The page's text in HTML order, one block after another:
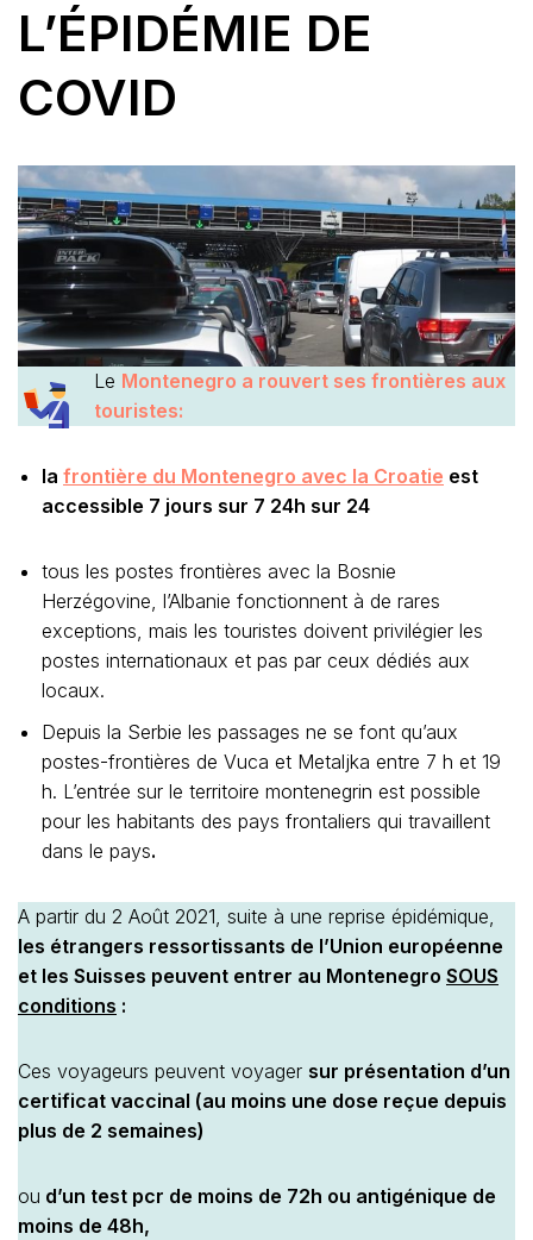
L’ÉPIDÉMIE DE
COVID
Le Montenegro a rouvert ses frontières aux
touristes:
la frontière du Montenegro avec la Croatie est
accessible 7 jours sur 7 24h sur 24
tous les postes frontières avec la Bosnie
Herzégovine, l’Albanie fonctionnent à de rares
exceptions, mais les touristes doivent privilégier les
postes internationaux et pas par ceux dédiés aux
locaux.
Depuis la Serbie les passages ne se font qu’aux
postes-frontières de Vuca et Metaljka entre 7 h et 19
h. L’entrée sur le territoire montenegrin est possible
pour les habitants des pays frontaliers qui travaillent
dans le pays.
A partir du 2 Août 2021, suite à une reprise épidémique,
les étrangers ressortissants de l’Union européenne
et les Suisses peuvent entrer au Montenegro SOUS
conditions :
Ces voyageurs peuvent voyager sur présentation d’un
certificat vaccinal (au moins une dose reçue depuis
plus de 2 semaines)
ou d’un test pcr de moins de 72h ou antigénique de
moins de 48h,